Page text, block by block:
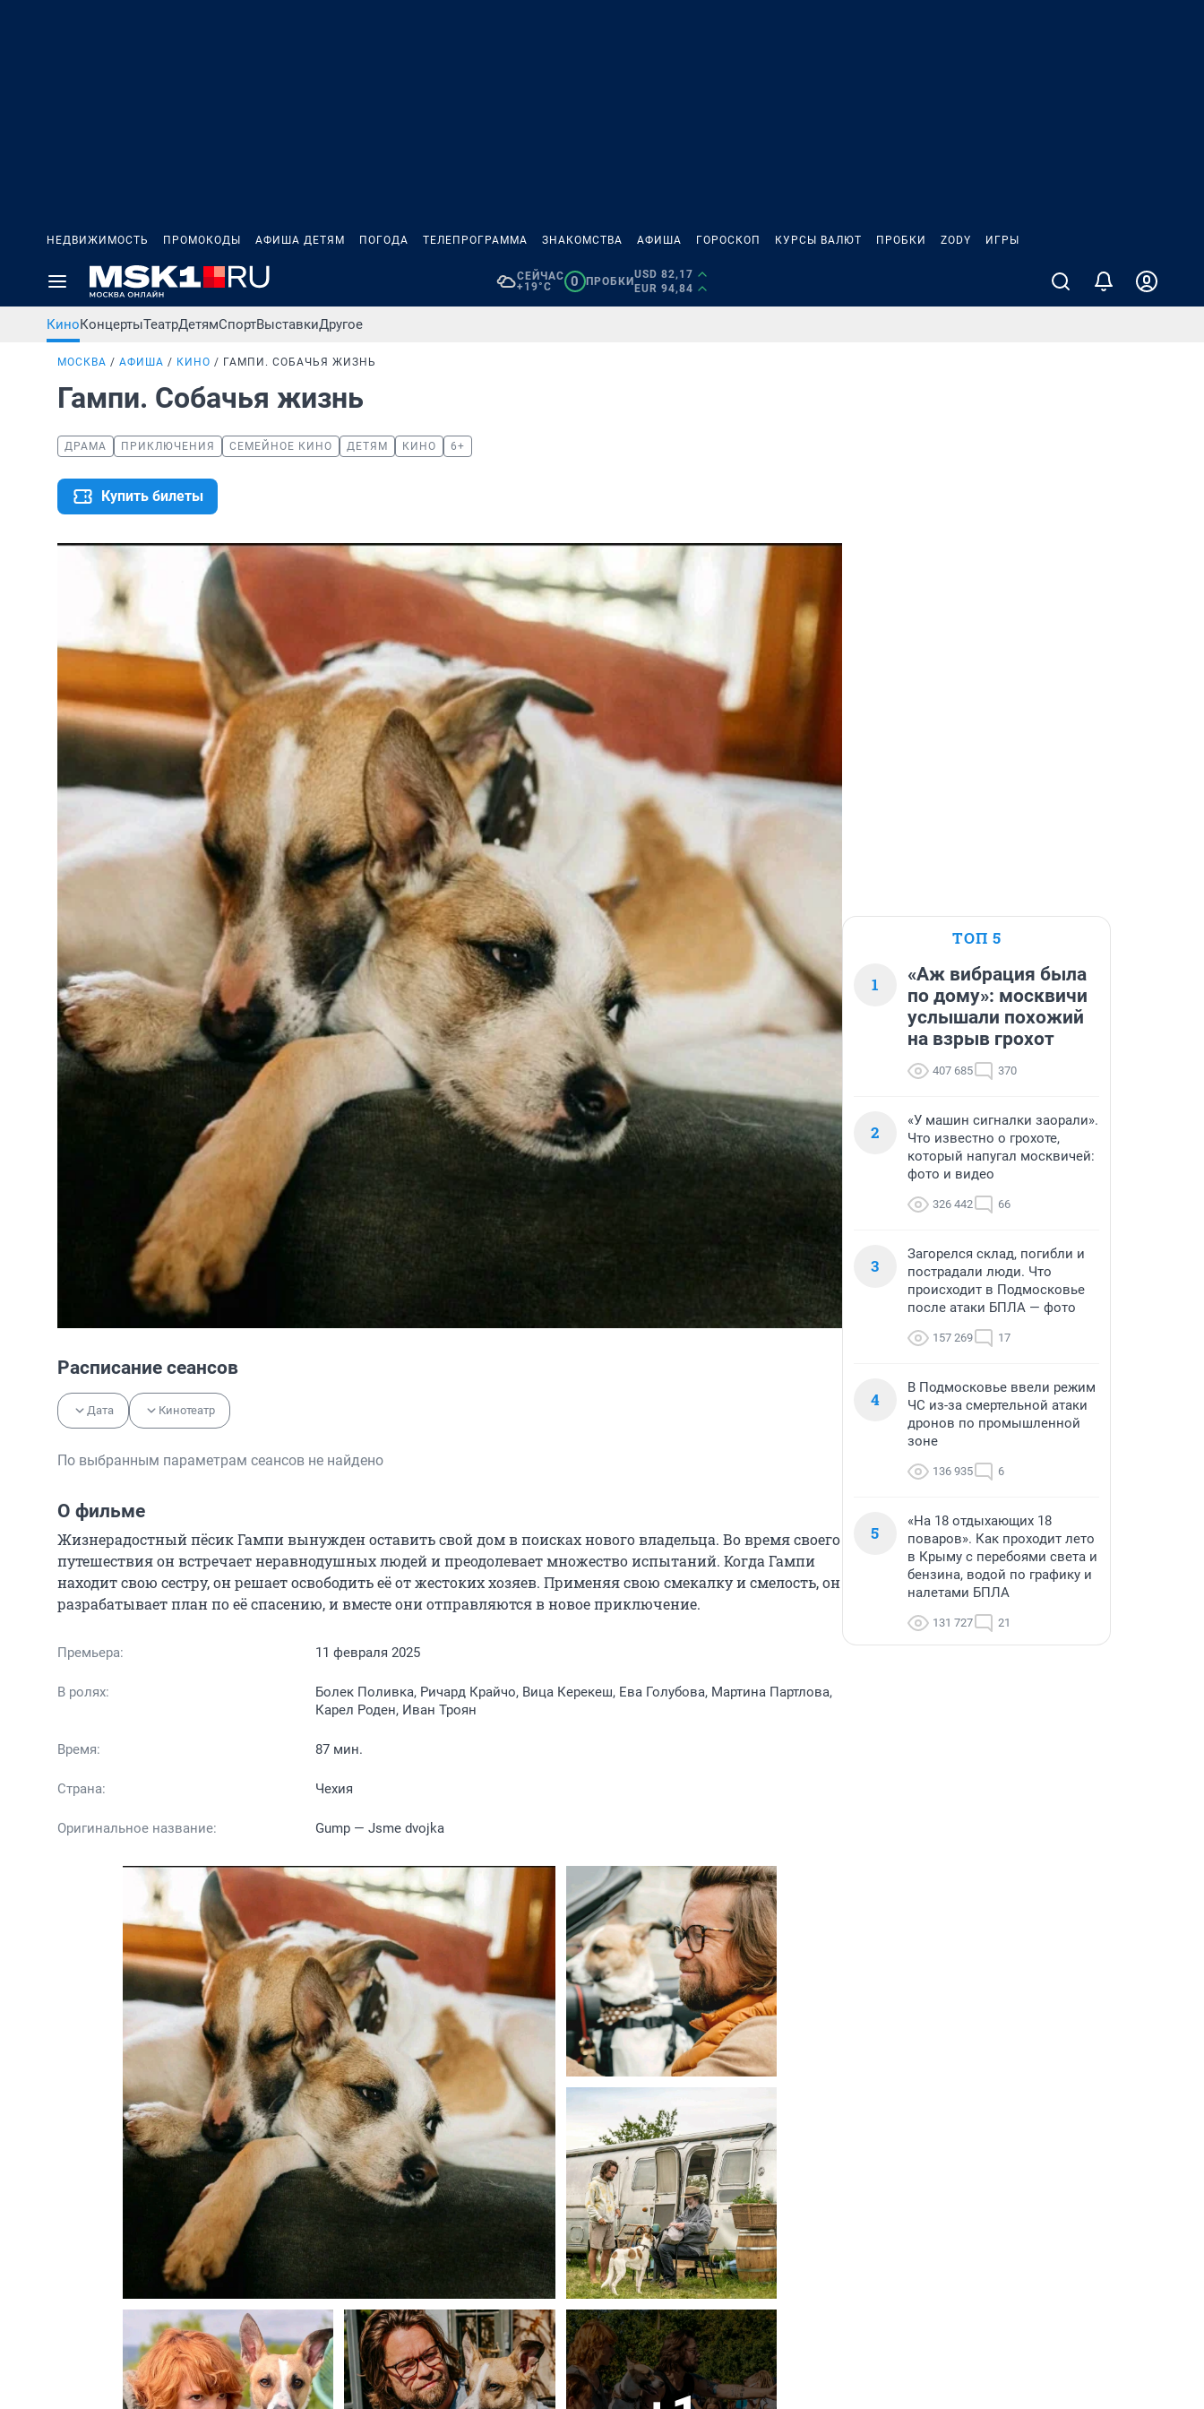
НЕДВИЖИМОСТЬ ПРОМОКОДЫ АФИША ДЕТЯМ ПОГОДА ТЕЛЕПРОГРАММА ЗНАКОМСТВА АФИША ГОРОСКОП КУРСЫ ВАЛЮТ ПРОБКИ ZODY ИГРЫ
СЕЙЧАС
+19°C
0 ПРОБКИ
USD 82,17
EUR 94,84
КиноКонцертыТеатрДетямСпортВыставкиДругое
МОСКВА АФИША КИНО ГАМПИ. СОБАЧЬЯ ЖИЗНЬ
Гампи. Собачья жизнь
ДРАМА ПРИКЛЮЧЕНИЯ СЕМЕЙНОЕ КИНО ДЕТЯМ КИНО 6+
Купить билеты
Расписание сеансов
Дата Кинотеатр
По выбранным параметрам сеансов не найдено
О фильме
Жизнерадостный пёсик Гампи вынужден оставить свой дом в поисках нового владельца. Во время своего
путешествия он встречает неравнодушных людей и преодолевает множество испытаний. Когда Гампи
находит свою сестру, он решает освободить её от жестоких хозяев. Применяя свою смекалку и смелость, он
разрабатывает план по её спасению, и вместе они отправляются в новое приключение.
Премьера: 11 февраля 2025
В ролях:
Болек Поливка, Ричард Крайчо, Вица Керекеш, Ева Голубова, Мартина Партлова,
Карел Роден, Иван Троян
Время: 87 мин.
Страна: Чехия
Оригинальное название: Gump — Jsme dvojka
ТОП 5
1
«Аж вибрация была
по дому»: москвичи
услышали похожий
на взрыв грохот
407 685 370
2
«У машин сигналки заорали».
Что известно о грохоте,
который напугал москвичей:
фото и видео
326 442 66
3
Загорелся склад, погибли и
пострадали люди. Что
происходит в Подмосковье
после атаки БПЛА — фото
157 269 17
4
В Подмосковье ввели режим
ЧС из-за смертельной атаки
дронов по промышленной
зоне
136 935 6
5
«На 18 отдыхающих 18
поваров». Как проходит лето
в Крыму с перебоями света и
бензина, водой по графику и
налетами БПЛА
131 727 21